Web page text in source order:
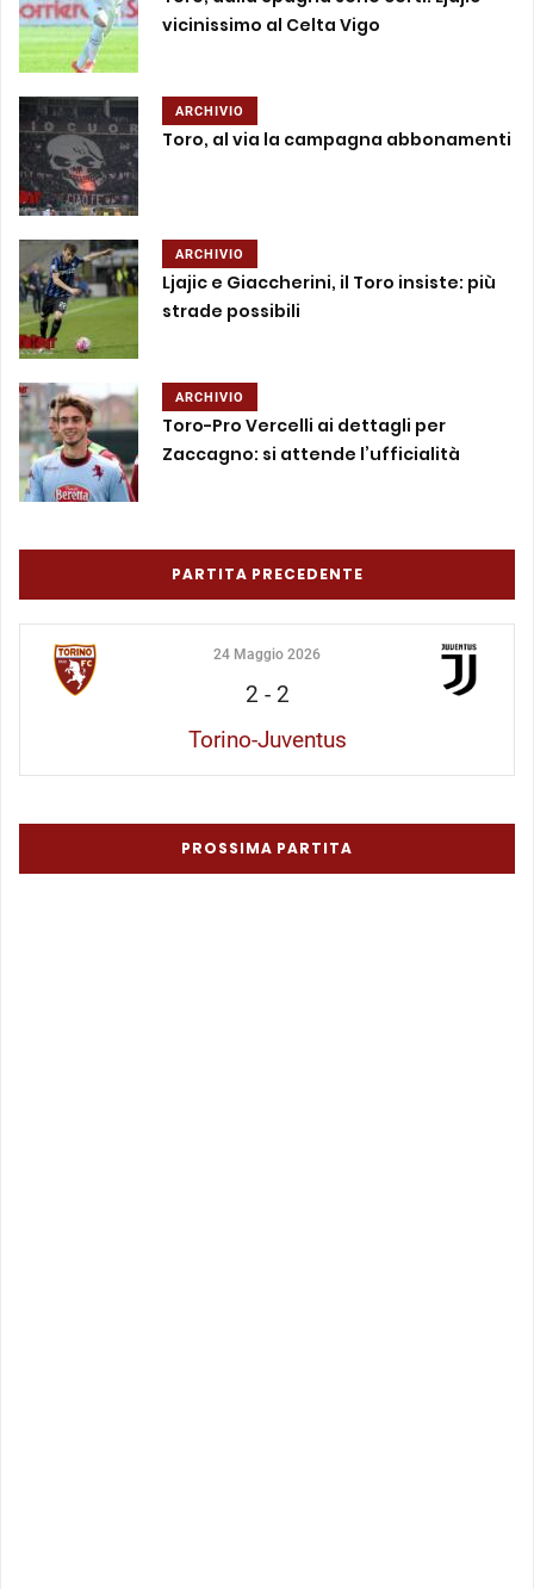
vicinissimo al Celta Vigo
ARCHIVIO
Toro, al via la campagna abbonamenti
ARCHIVIO
Ljajic e Giaccherini, il Toro insiste: più
strade possibili
ARCHIVIO
Toro-Pro Vercelli ai dettagli per
Zaccagno: si attende l’ufficialità
PARTITA PRECEDENTE
24 Maggio 2026
2 - 2
Torino-Juventus
PROSSIMA PARTITA